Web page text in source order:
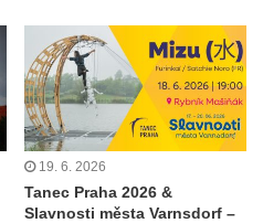
19. 6. 2026
Tanec Praha 2026 &
Slavnosti města Varnsdorf –